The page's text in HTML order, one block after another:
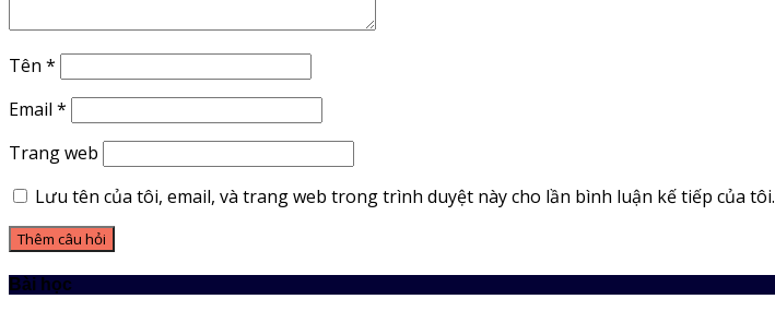
Tên *
Email *
Trang web
Lưu tên của tôi, email, và trang web trong trình duyệt này cho lần bình luận kế tiếp của tôi.
Bài học